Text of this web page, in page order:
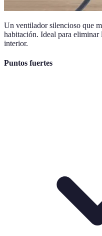
Un ventilador silencioso que
habitación. Ideal para
interior.
Puntos fuertes